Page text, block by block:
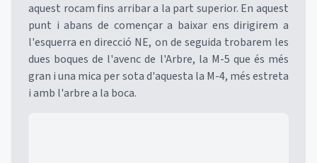
aquest rocam fins arribar a la part superior. En aquest
punt i abans de començar a baixar ens dirigirem a
l'esquerra en direcció NE, on de seguida trobarem les
dues boques de l'avenc de l'Arbre, la M-5 que és més
gran i una mica per sota d'aquesta la M-4, més estreta
i amb l'arbre a la boca.